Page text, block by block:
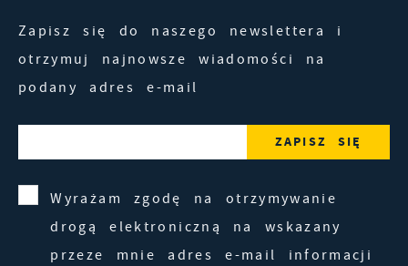
Zapisz się do naszego newslettera i
otrzymuj najnowsze wiadomości na
podany adres e-mail
Wyrażam zgodę na otrzymywanie
drogą elektroniczną na wskazany
przeze mnie adres e-mail informacji